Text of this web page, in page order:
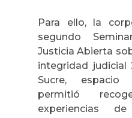
Para ello, la
segundo
Justicia Abierta
integridad judicial
Sucre, espacio
permitió
experiencias